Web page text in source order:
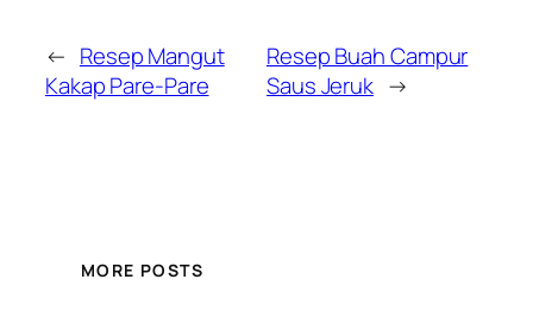
← Resep Mangut
Kakap Pare-Pare
Resep Buah Campur
Saus Jeruk →
MORE POSTS